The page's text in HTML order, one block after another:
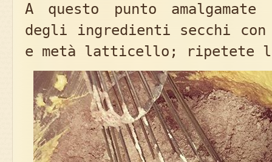
A questo punto amalgamate
degli ingredienti secchi con
e metà latticello; ripetete